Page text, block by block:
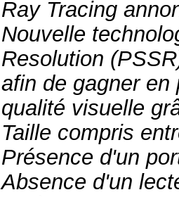
Ray Tracing
Nouvelle
Resolution
afin de gagner
qualité visuelle
Taille compris
Présence d'un
Absence d'un